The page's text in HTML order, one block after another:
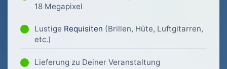
18 Megapixel
Lustige Requisiten (Brillen, Hüte, Luftgitarren,
etc.)
Lieferung zu Deiner Veranstaltung